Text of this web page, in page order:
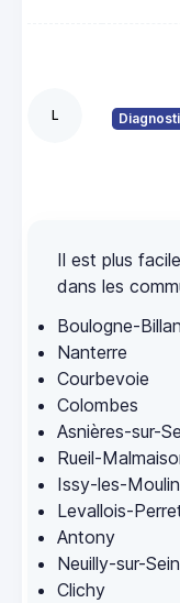
L
Il est plus
dans les
Boulogne-
Nanterre
Courbevoie
Colombes
Asnières-sur-
Rueil-
Issy-les-
Levallois-
Antony
Neuilly-sur-
Clichy